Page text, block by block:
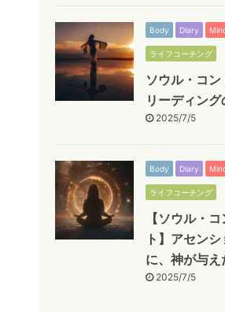
Body Diary
ライフコーチング
ソウル・コン
リーディン
2025/7/5
Body Diary
ライフコーチング
【ソウル・
ト】アセン
に、神が与え
2025/7/5